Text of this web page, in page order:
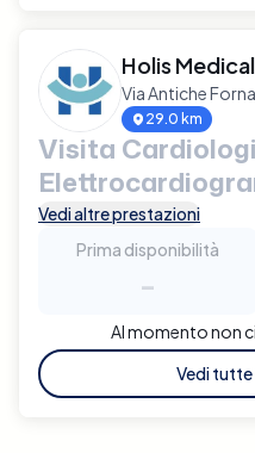
Holis
Via Antiche
29.0 km
Visita
Vedi altre prestazioni
Prima disponibilità
-
Al momento non
Vedi